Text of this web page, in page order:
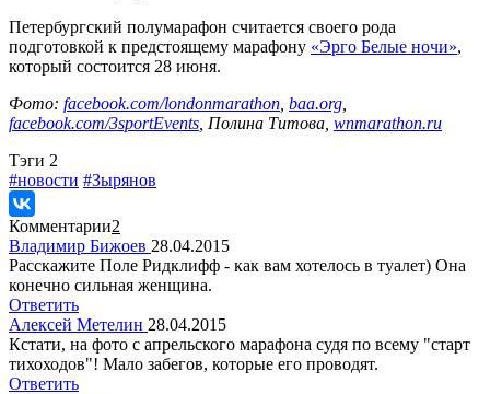
Петербургский полумарафон считается своего рода
подготовкой к предстоящему марафону «Эрго Белые ночи»,
который состоится 28 июня.
Фото: facebook.com/londonmarathon baa.org
facebook.com/3sportEvents , Полина Титова, wnmarathon.ru
Tэги 2
#новости #Зырянов
Комментарии2
Владимир Бижоев 28.04.2015
Расскажите Поле Ридклифф - как вам хотелось в туалет) Она
конечно сильная женщина.
Ответить
Алексей Метелин 28.04.2015
Кстати, на фото с апрельского марафона судя по всему "старт
тихоходов"! Мало забегов, которые его проводят.
Ответить